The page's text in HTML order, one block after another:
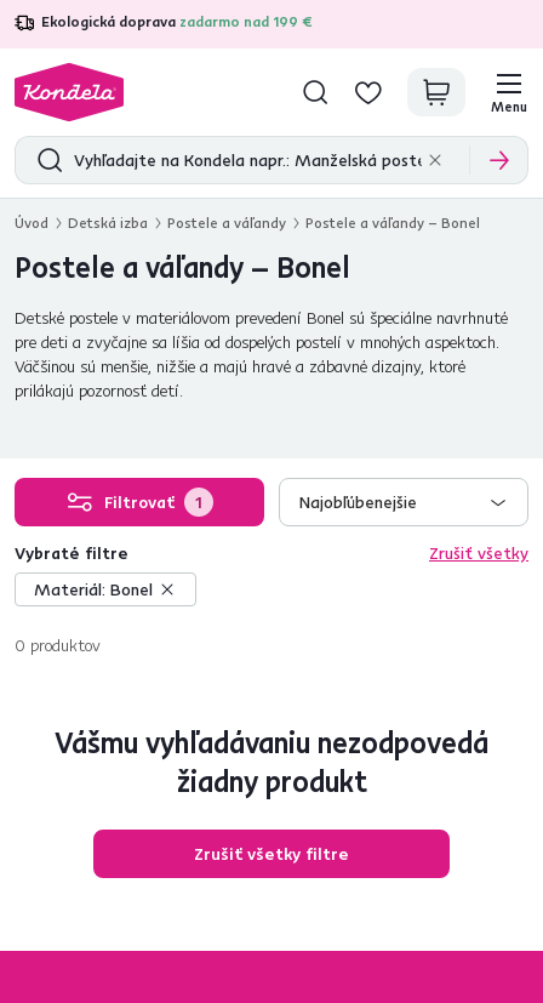
Ekologická doprava zadarmo nad 199 €
4,7 31 285overených produktových recenzií
Menu
Úvod Detská izba Postele a váľandy Postele a váľandy – Bonel
Postele a váľandy – Bonel
Detské postele v materiálovom prevedení Bonel sú špeciálne navrhnuté
pre deti a zvyčajne sa líšia od dospelých postelí v mnohých aspektoch.
Väčšinou sú menšie, nižšie a majú hravé a zábavné dizajny, ktoré
prilákajú pozornosť detí.
Filtrovať 1 Najobľúbenejšie
Vybraté filtre
Zrušiť všetky
Materiál: Bonel
0 produktov
Vášmu vyhľadávaniu nezodpovedá
žiadny produkt
Zrušiť všetky filtre